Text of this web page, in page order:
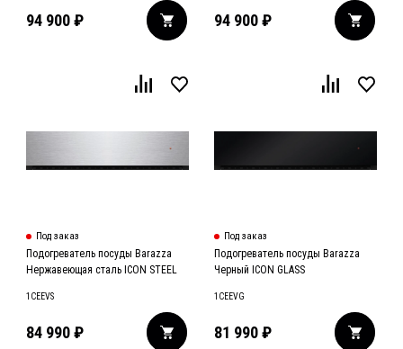
94 900₽ 94 900 ₽
Под заказ
Подогреватель посуды Barazza
Нержавеющая сталь ICON STEEL
1CEEVS
84 990₽
Под заказ
Подогреватель посуды Barazza
Черный ICON GLASS
1CEEVG
81 990 ₽